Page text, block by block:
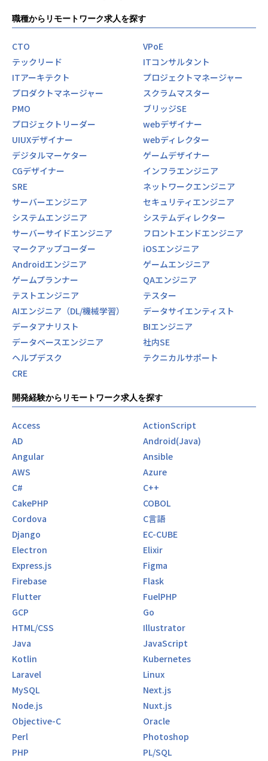
職種からリモートワーク求人を探す
CTO
VPoE
テックリード
ITコンサルタント
ITアーキテクト
プロジェクトマネージャー
プロダクトマネージャー
スクラムマスター
PMO
ブリッジSE
プロジェクトリーダー
webデザイナー
UIUXデザイナー
webディレクター
デジタルマーケター
ゲームデザイナー
CGデザイナー
インフラエンジニア
SRE
ネットワークエンジニア
サーバーエンジニア
セキュリティエンジニア
システムエンジニア
システムディレクター
サーバーサイドエンジニア
フロントエンドエンジニア
マークアップコーダー
iOSエンジニア
Androidエンジニア
ゲームエンジニア
ゲームプランナー
QAエンジニア
テストエンジニア
テスター
AIエンジニア（DL/機械学習）
データサイエンティスト
データアナリスト
BIエンジニア
データベースエンジニア
社内SE
ヘルプデスク
テクニカルサポート
CRE
開発経験からリモートワーク求人を探す
Access
ActionScript
AD
Android(Java)
Angular
Ansible
AWS
Azure
C#
C++
CakePHP
COBOL
Cordova
C言語
Django
EC-CUBE
Electron
Elixir
Express.js
Figma
Firebase
Flask
Flutter
FuelPHP
GCP
Go
HTML/CSS
Illustrator
Java
JavaScript
Kotlin
Kubernetes
Laravel
Linux
MySQL
Next.js
Node.js
Nuxt.js
Objective-C
Oracle
Perl
Photoshop
PHP
PL/SQL